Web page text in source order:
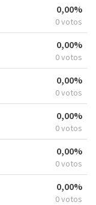
0,00%
0 votos
0,00%
0 votos
0,00%
0 votos
0,00%
0 votos
0,00%
0 votos
0,00%
0 votos